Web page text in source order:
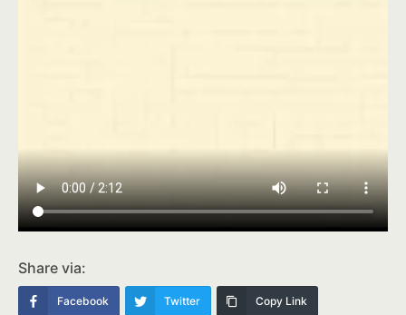
Share via:
Facebook Twitter Copy Link